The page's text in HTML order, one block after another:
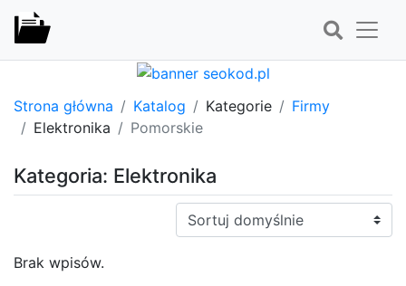
Strona główna Katalog Kategorie
Firmy
Elektronika
Pomorskie
Kategoria: Elektronika
Sortuj:
Brak wpisów.